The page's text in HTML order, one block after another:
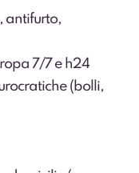
antifurto,
7/7 e h24
(bolli,